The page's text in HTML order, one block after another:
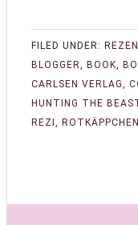
FILED UNDER:
BLOGGER, BOOK,
CARLSEN VERLAG,
HUNTING THE
REZI , ROTKÄPPCHEN